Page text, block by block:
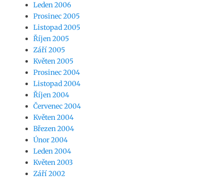
Leden 2006
Prosinec 2005
Listopad 2005
Říjen 2005
Září 2005
Květen 2005
Prosinec 2004
Listopad 2004
Říjen 2004
Červenec 2004
Květen 2004
Březen 2004
Únor 2004
Leden 2004
Květen 2003
Září 2002